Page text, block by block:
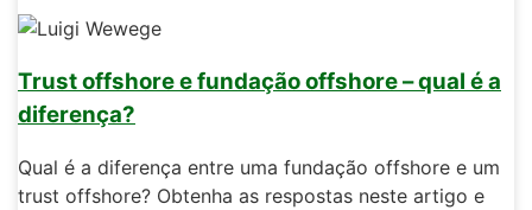
Trust offshore e fundação offshore – qual é a
diferença?
Qual é a diferença entre uma fundação offshore e um
trust offshore? Obtenha as respostas neste artigo e